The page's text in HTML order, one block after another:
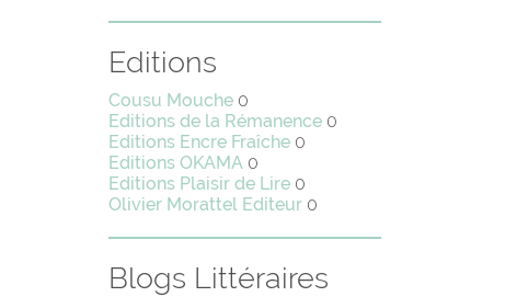
Editions
Cousu Mouche0
Editions de la Rémanence0
Editions Encre Fraîche0
Editions OKAMA 0
Editions Plaisir de Lire0
Olivier Morattel Editeur0
Blogs Littéraires